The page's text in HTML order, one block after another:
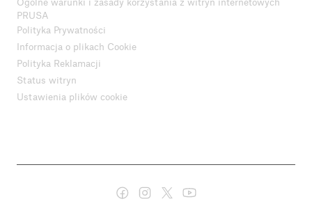
PRUSA
Polityka Prywatności
Informacja o plikach Cookie
Polityka Reklamacji
Status witryn
Ustawienia plików cookie